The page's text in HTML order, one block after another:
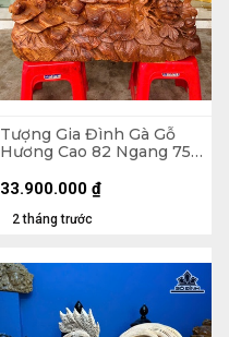
Tượng Gia Đình Gà Gỗ
Hương Cao 82 Ngang 75
2 tháng trước
33.900.000 ₫